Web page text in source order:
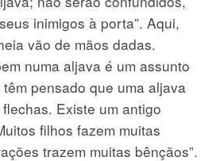
inimigos à porta”. Aqui,
vão de mãos dadas.
numa aljava é um assunto
pensado que uma aljava
Existe um antigo
filhos fazem muitas
trazem muitas bênçãos”.